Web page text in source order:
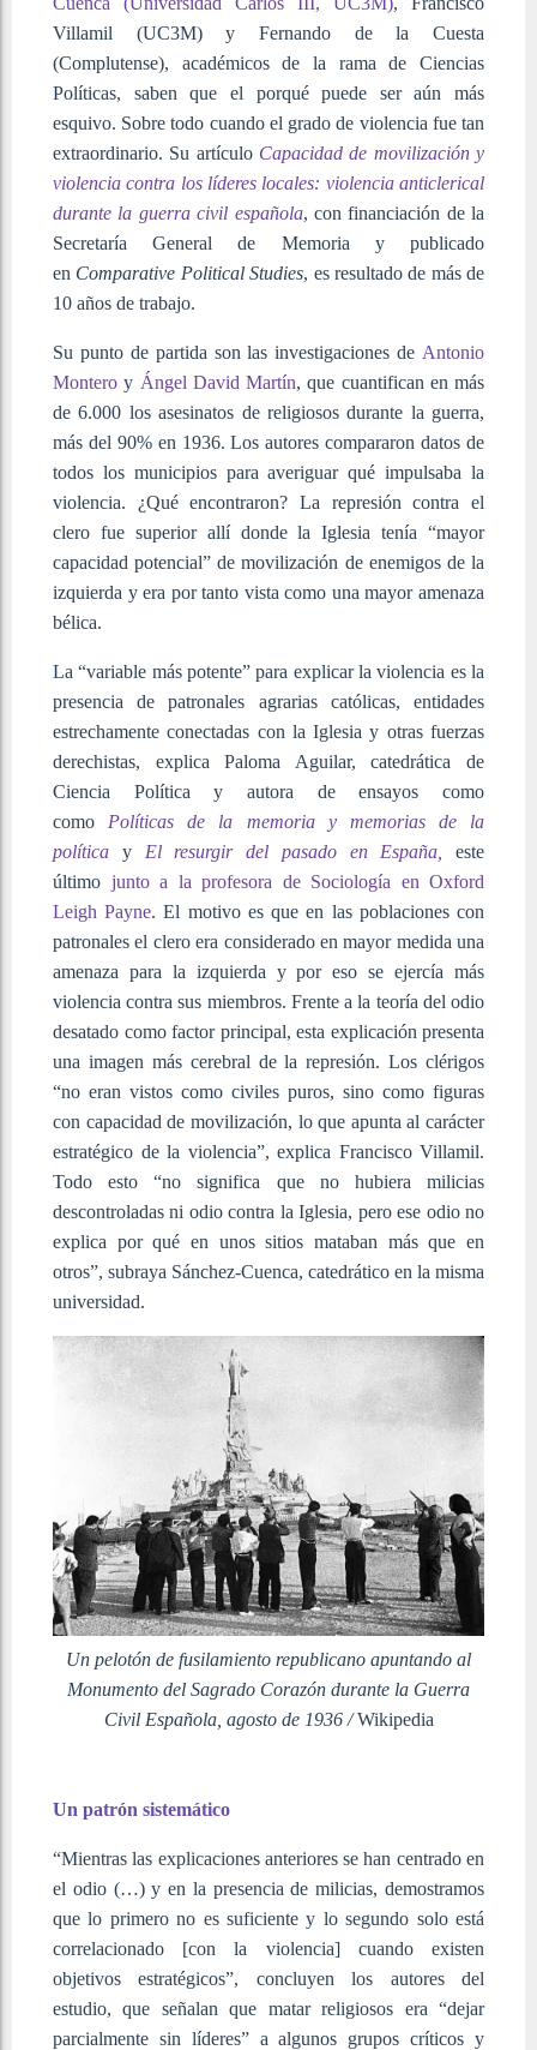
Villamil (UC3M) y Fernando de la Cuesta
(Complutense), académicos de la rama de Ciencias
Políticas, saben que el porqué puede ser aún más
esquivo. Sobre todo cuando el grado de violencia fue tan
extraordinario. Su artículo Capacidad de movilización y
violencia contra los líderes locales: violencia anticlerical
durante la guerra civil española, con financiación de la
Secretaría General de Memoria y publicado
en Comparative Political Studies, es resultado de más de
10 años de trabajo.
Su punto de partida son las investigaciones de Antonio
Montero y Ángel David Martín, que cuantifican en más
de 6.000 los asesinatos de religiosos durante la guerra,
más del 90% en 1936. Los autores compararon datos de
todos los municipios para averiguar qué impulsaba la
violencia. ¿Qué encontraron? La represión contra el
clero fue superior allí donde la Iglesia tenía “mayor
capacidad potencial” de movilización de enemigos de la
izquierda y era por tanto vista como una mayor amenaza
bélica.
La “variable más potente” para explicar la violencia es la
presencia de patronales agrarias católicas, entidades
estrechamente conectadas con la Iglesia y otras fuerzas
derechistas, explica Paloma Aguilar, catedrática de
Ciencia Política y autora de ensayos como
como Políticas de la memoria y memorias de la
política y El resurgir del pasado en España,
este
último junto a la profesora de Sociología en Oxford
Leigh Payne. El motivo es que en las poblaciones con
patronales el clero era considerado en mayor medida una
amenaza para la izquierda y por eso se ejercía más
violencia contra sus miembros. Frente a la teoría del odio
desatado como factor principal, esta explicación presenta
una imagen más cerebral de la represión. Los clérigos
“no eran vistos como civiles puros, sino como figuras
con capacidad de movilización, lo que apunta al carácter
estratégico de la violencia”, explica Francisco Villamil.
Todo esto “no significa que no hubiera milicias
descontroladas ni odio contra la Iglesia, pero ese odio no
explica por qué en unos sitios mataban más que en
otros”, subraya Sánchez-Cuenca, catedrático en la misma
universidad.
Un pelotón de fusilamiento republicano apuntando al
Monumento del Sagrado Corazón durante la Guerra
Civil Española, agosto de 1936 /Wikipedia
Un patrón sistemático
“Mientras las explicaciones anteriores se han centrado en
el odio (…) y en la presencia de milicias, demostramos
que lo primero no es suficiente y lo segundo solo está
correlacionado [con la violencia] cuando existen
objetivos estratégicos”, concluyen los autores del
estudio, que señalan que matar religiosos era “dejar
parcialmente sin líderes” a algunos grupos críticos y